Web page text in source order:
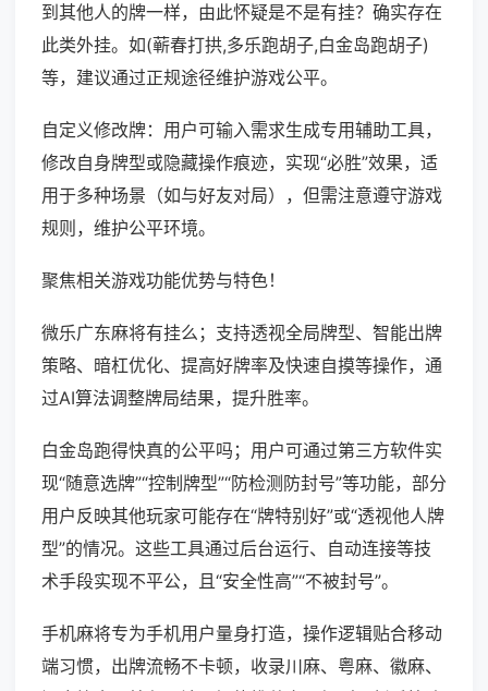
到其他人的牌一样，由此怀疑是不是有挂？确实存在
此类外挂。如(蕲春打拱,多乐跑胡子,白金岛跑胡子)
等，建议通过正规途径维护游戏公平。
自定义修改牌：用户可输入需求生成专用辅助工具，
修改自身牌型或隐藏操作痕迹，实现“必胜”效果，适
用于多种场景（如与好友对局），但需注意遵守游戏
规则，维护公平环境。
聚焦相关游戏功能优势与特色！
微乐广东麻将有挂么；支持透视全局牌型、智能出牌
策略、暗杠优化、提高好牌率及快速自摸等操作，通
过AI算法调整牌局结果，提升胜率。
白金岛跑得快真的公平吗；用户可通过第三方软件实
现“随意选牌”“控制牌型”“防检测防封号”等功能，部分
用户反映其他玩家可能存在“牌特别好”或“透视他人牌
型”的情况。这些工具通过后台运行、自动连接等技
术手段实现不平公，且“安全性高”“不被封号”。
手机麻将专为手机用户量身打造，操作逻辑贴合移动
端习惯，出牌流畅不卡顿，收录川麻、粤麻、徽麻、